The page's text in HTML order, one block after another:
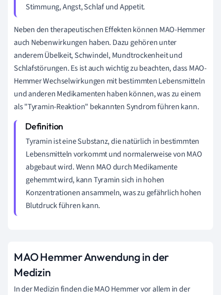
Stimmung, Angst, Schlaf und Appetit.
Neben den therapeutischen Effekten können MAO-Hemmer
auch Nebenwirkungen haben. Dazu gehören unter
anderem Übelkeit, Schwindel, Mundtrockenheit und
Schlafstörungen. Es ist auch wichtig zu beachten, dass MAO-
Hemmer Wechselwirkungen mit bestimmten Lebensmitteln
und anderen Medikamenten haben können, was zu einem
als "Tyramin-Reaktion" bekannten Syndrom führen kann.
Tyramin ist eine Substanz, die natürlich in bestimmten
Lebensmitteln vorkommt und normalerweise von MAO
abgebaut wird. Wenn MAO durch Medikamente
gehemmt wird, kann Tyramin sich in hohen
Konzentrationen ansammeln, was zu gefährlich hohen
Blutdruck führen kann.
MAO Hemmer Anwendung in der
Medizin
In der Medizin finden die MAO Hemmer vor allem in der